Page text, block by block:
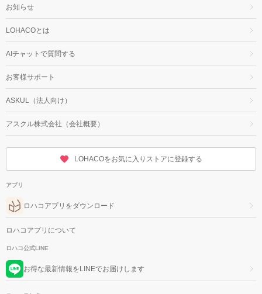
お知らせ
LOHACOとは
AIチャットで質問する
お客様サポート
ASKUL（法人向け）
アスクル株式会社（会社概要）
LOHACOをお気に入りストアに登録する
アプリ
ロハコアプリをダウンロード
ロハコアプリについて
ロハコ公式LINE
お得な最新情報をLINEでお届けします